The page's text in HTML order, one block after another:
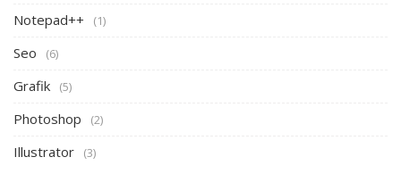
Notepad++ (1)
Seo (6)
Grafik (5)
Photoshop (2)
Illustrator (3)